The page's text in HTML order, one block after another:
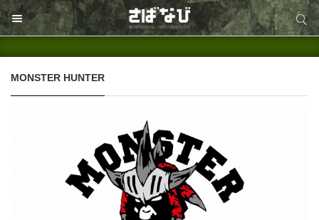
サイト内検索
MONSTER HUNTER
サイト内検索